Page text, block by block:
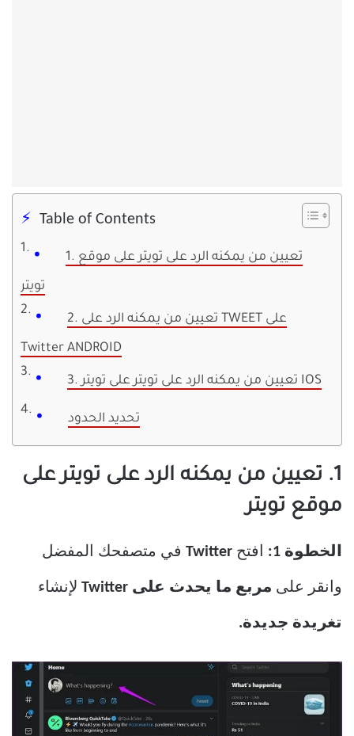
Table of Contents
1. تعيين من يمكنه الرد على تويتر على موقع
تويتر
2. تعيين من يمكنه الرد على TWEET على
Twitter ANDROID
3. تعيين من يمكنه الرد على تويتر على تويتر IOS
تحديد الحدود
1. تعيين من يمكنه الرد على تويتر على
موقع تويتر
الخطوة 1: افتح Twitter في متصفحك المفضل
وانقر على مربع ما يحدث على Twitter لإنشاء
تغريدة جديدة.